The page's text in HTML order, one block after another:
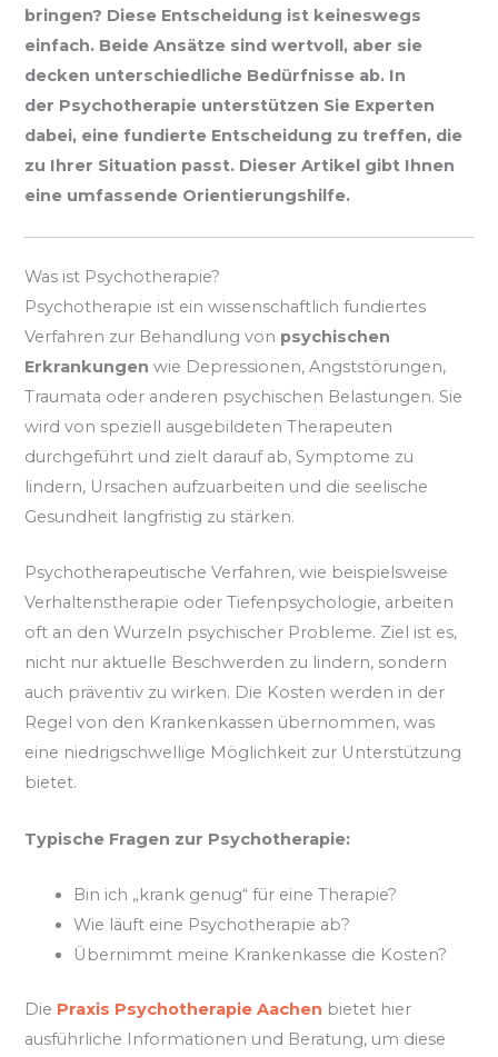
bringen? Diese Entscheidung ist keineswegs
einfach. Beide Ansätze sind wertvoll, aber sie
decken unterschiedliche Bedürfnisse ab. In
der Psychotherapie unterstützen Sie Experten
dabei, eine fundierte Entscheidung zu treffen, die
zu Ihrer Situation passt. Dieser Artikel gibt Ihnen
eine umfassende Orientierungshilfe.
Was ist Psychotherapie?
Psychotherapie ist ein wissenschaftlich fundiertes
Verfahren zur Behandlung von psychischen
Erkrankungen wie Depressionen, Angststörungen,
Traumata oder anderen psychischen Belastungen. Sie
wird von speziell ausgebildeten Therapeuten
durchgeführt und zielt darauf ab, Symptome zu
lindern, Ursachen aufzuarbeiten und die seelische
Gesundheit langfristig zu stärken.
Psychotherapeutische Verfahren, wie beispielsweise
Verhaltenstherapie oder Tiefenpsychologie, arbeiten
oft an den Wurzeln psychischer Probleme. Ziel ist es,
nicht nur aktuelle Beschwerden zu lindern, sondern
auch präventiv zu wirken. Die Kosten werden in der
Regel von den Krankenkassen übernommen, was
eine niedrigschwellige Möglichkeit zur Unterstützung
bietet.
Typische Fragen zur Psychotherapie:
Bin ich „krank genug“ für eine Therapie?
Wie läuft eine Psychotherapie ab?
Übernimmt meine Krankenkasse die Kosten?
Die Praxis Psychotherapie Aachen bietet hier
ausführliche Informationen und Beratung, um diese